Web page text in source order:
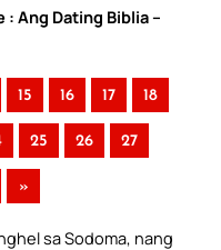
Ang Dating Biblia –
15 16 17 18
25 26 27
»
sa Sodoma, nang